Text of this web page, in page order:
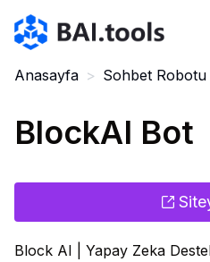
Bai.tools
Anasayfa > Sohbet Robotu
BlockAI Bot
Block AI | Yapay Zeka